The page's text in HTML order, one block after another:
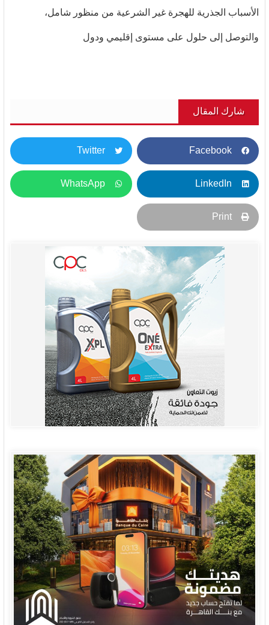
الأسباب الجذرية للهجرة غير الشرعية من منظور شامل،
والتوصل إلى حلول على مستوى إقليمي ودول
شارك المقال
Facebook
Twitter
LinkedIn
WhatsApp
Print